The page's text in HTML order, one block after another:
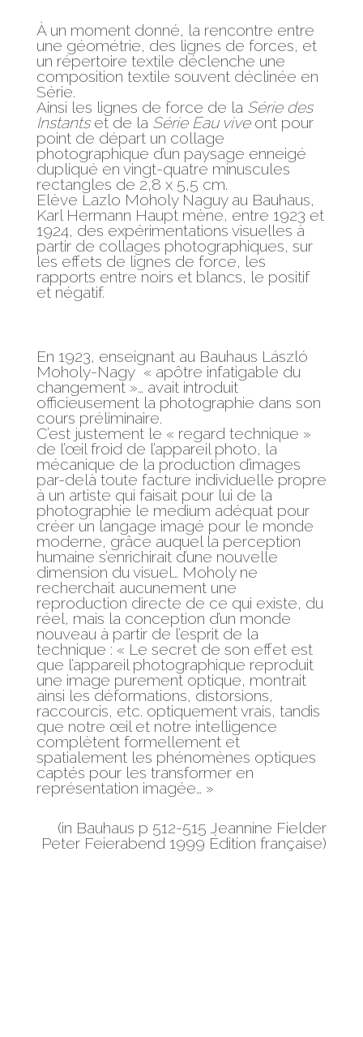
À un moment donné, la rencontre entre
une géométrie, des lignes de forces, et
un répertoire textile déclenche une
composition textile souvent déclinée en
Série.
Ainsi les lignes de force de la Série des
Instantset de la Série Eau viveont pour
point de départ un collage
photographique d’un paysage enneigé
dupliqué en vingt-quatre minuscules
rectangles de 2,8 x 5,5 cm.
Elève Lazlo Moholy Naguy au Bauhaus,
Karl Hermann Haupt mène, entre 1923 et
1924, des expérimentations visuelles à
partir de collages photographiques, sur
les effets de lignes de force, les
rapports entre noirs et blancs, le positif
et négatif.
En 1923, enseignant au Bauhaus László
Moholy-Nagy « apôtre infatigable du
changement »… avait introduit
officieusement la photographie dans son
cours préliminaire.
C’est justement le « regard technique »
de l’œil froid de l’appareil photo, la
mécanique de la production d’images
par-delà toute facture individuelle propre
à un artiste qui faisait pour lui de la
photographie le medium adéquat pour
créer un langage imagé pour le monde
moderne, grâce auquel la perception
humaine s’enrichirait d’une nouvelle
dimension du visuel… Moholy ne
recherchait aucunement une
reproduction directe de ce qui existe, du
réel, mais la conception d’un monde
nouveau à partir de l’esprit de la
technique : « Le secret de son effet est
que l’appareil photographique reproduit
une image purement optique, montrait
ainsi les déformations, distorsions,
raccourcis, etc. optiquement vrais, tandis
que notre œil et notre intelligence
complètent formellement et
spatialement les phénomènes optiques
captés pour les transformer en
représentation imagée… »
(in Bauhaus p 512-515 Jeannine Fielder
Peter Feierabend 1999 Édition française)